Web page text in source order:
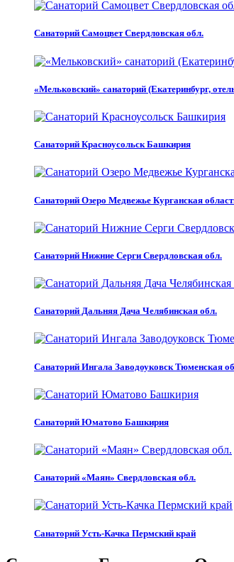
Санаторий Самоцвет Свердловская обл.
«Мельковский» санаторий (Екатеринбург,
Санаторий Красноусольск Башкирия
Санаторий Озеро Медвежье Курганская
Санаторий Нижние Серги Свердловская обл.
Санаторий Дальняя Дача Челябинская обл.
Санаторий Ингала Заводоуковск Тюменская
Санаторий Юматово Башкирия
Санаторий «Маян» Свердловская обл.
Санаторий Усть-Качка Пермский край